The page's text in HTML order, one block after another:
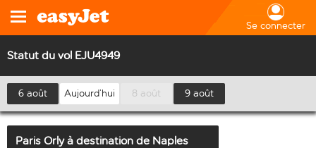
Se connecter
Statut du vol EJU4949
6 août Aujourd’hui 8 août 9 août
Paris Orlyà destination de Naples